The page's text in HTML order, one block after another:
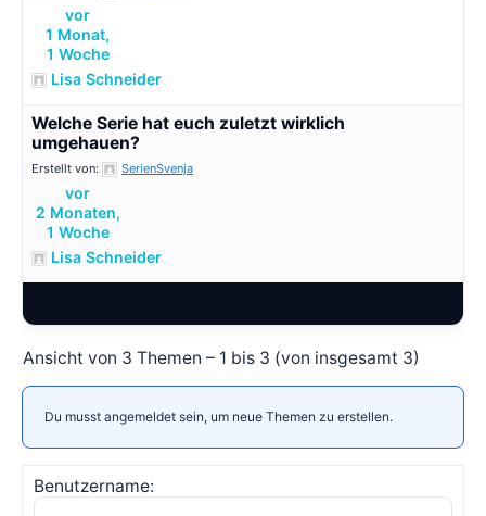
vor
1 Monat,
1 Woche
Lisa Schneider
Welche Serie hat euch zuletzt wirklich
umgehauen?
Erstellt von: SerienSvenja
vor
2 Monaten,
1 Woche
Lisa Schneider
Ansicht von 3 Themen – 1 bis 3 (von insgesamt 3)
Du musst angemeldet sein, um neue Themen zu erstellen.
Benutzername: